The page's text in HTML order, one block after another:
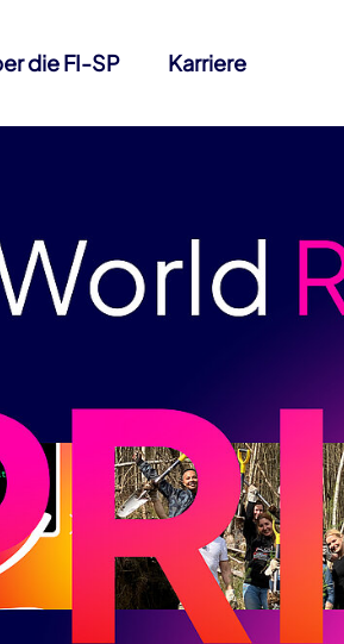
die FI-SP Karriere